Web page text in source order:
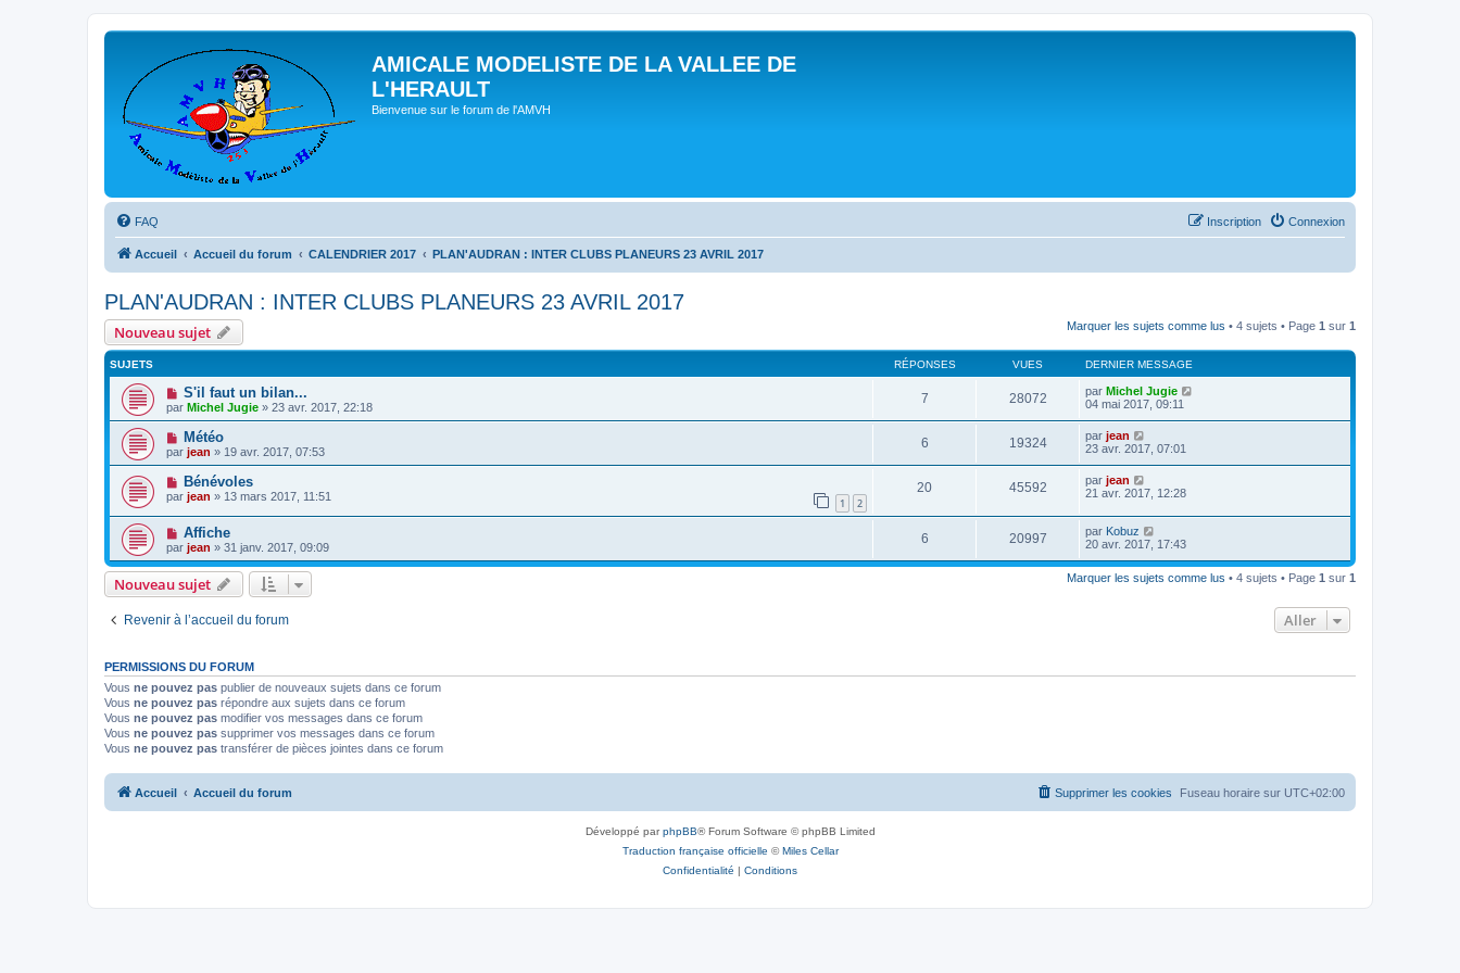
AMICALE MODELISTE DE LA VALLEE DE
L'HERAULT
Bienvenue sur le forum de l'AMVH
FAQ Connexion
Inscription
Accueil Accueil du forum CALENDRIER 2017 PLAN'AUDRAN : INTER CLUBS PLANEURS 23 AVRIL 2017
PLAN'AUDRAN : INTER CLUBS PLANEURS 23 AVRIL 2017
Nouveau sujet Marquer les sujets comme lus • 4 sujets • Page 1 sur 1
SUJETS RÉPONSES VUES DERNIER MESSAGE
S'il faut un bilan...
par Michel Jugie » 23 avr. 2017, 22:18
7 28072 par Michel Jugie
04 mai 2017, 09:11
Météo
par jean » 19 avr. 2017, 07:53
6 19324 par jean
23 avr. 2017, 07:01
Bénévoles
par jean » 13 mars 2017, 11:51 1 2
20 45592 par jean
21 avr. 2017, 12:28
Affiche
par jean » 31 janv. 2017, 09:09
6 20997 par Kobuz
20 avr. 2017, 17:43
Nouveau sujet Marquer les sujets comme lus • 4 sujets • Page 1 sur 1
Revenir à l’accueil du forum Aller
PERMISSIONS DU FORUM
Vous ne pouvez pas publier de nouveaux sujets dans ce forum
Vous ne pouvez pas répondre aux sujets dans ce forum
Vous ne pouvez pas modifier vos messages dans ce forum
Vous ne pouvez pas supprimer vos messages dans ce forum
Vous ne pouvez pas transférer de pièces jointes dans ce forum
Accueil Accueil du forum Fuseau horaire sur UTC+02:00
Supprimer les cookies
Développé parphpBB® Forum Software © phpBB Limited
Traduction française officielle ©Miles Cellar
Confidentialité | Conditions